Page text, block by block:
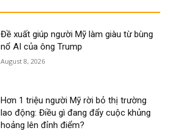
Đề xuất giúp người Mỹ làm giàu từ bùng
nổ AI của ông Trump
August 8, 2026
Hơn 1 triệu người Mỹ rời bỏ thị trường
lao động: Điều gì đang đẩy cuộc khủng
hoảng lên đỉnh điểm?